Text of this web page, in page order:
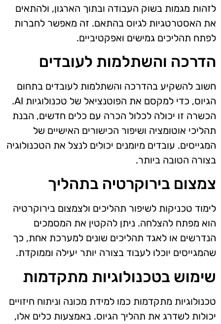
לזהות מגמות בשוק העבודה ובתוך הארגון, ולהתאים
את האסטרטגיות לגיוס בהתאם. זה מאפשר לחברות
לפתח תהליכים גמישים ואפקטיביים.
הדרכה והשתלמות לעובדים
חשוב להשקיע בהדרכה והשתלמות לעובדים בתחום
הגיוס, כדי למקסם את הפוטנציאל של טכנולוגיות AI.
הכשרה זו יכולה לכלול הכרה עם כלים חדשים, הבנת
תהליכי אוטומציה ושיפור הכישורים האישיים של
המגייסים. עובדים מיומנים יכולים לנצל את הטכנולוגיה
בצורה הטובה ביותר.
צמצום בירוקרטיה בתהליך
לימוד טכניקות לשיפור תהליכים ולצמצום בירוקרטיה
הוא מפתח להצלחה. ניתן להקטין את המסמכים
הנדרשים או לאגד תהליכים שונים למערכת אחת, כך
שהמגייסים יוכלו לעבוד בצורה יותר יעילה וממוקדת.
שימוש בטכנולוגיות מתקדמות
טכנולוגיות מתקדמות כמו למידת מכונה וניתוח חיזויים
יכולות לשדרג את תהליך הגיוס. באמצעות כלים אלו,